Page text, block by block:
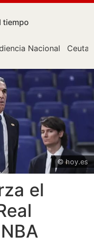
tiempo
Nacional Ceuta
© hoy.es
el